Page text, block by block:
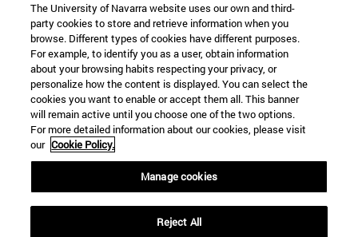
The University of Navarra website uses our own and third-
party cookies to store and retrieve information when you
browse. Different types of cookies have different purposes.
For example, to identify you as a user, obtain information
about your browsing habits respecting your privacy, or
personalize how the content is displayed. You can select the
cookies you want to enable or accept them all. This banner
will remain active until you choose one of the two options.
For more detailed information about our cookies, please visit
our Cookie Policy.
Manage cookies
Reject All